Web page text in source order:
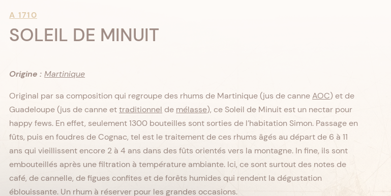
A 1710
SOLEIL DE MINUIT
Origine : Martinique
Original par sa composition qui regroupe des rhums de Martinique (jus de canneAOC) et de
Guadeloupe (jus de canne ettraditionnel de mélasse), ce Soleil de Minuit est un nectar pour
happy fews. En effet, seulement 1300 bouteilles sont sorties de l’habitation Simon. Passage en
fûts, puis en foudres de Cognac, tel est le traitement de ces rhums âgés au départ de 6 à 11
ans qui vieillissent encore 2 à 4 ans dans des fûts orientés vers la montagne. In fine, ils sont
embouteillés après une filtration à température ambiante. Ici, ce sont surtout des notes de
café, de cannelle, de figues confites et de forêts humides qui rendent la dégustation
éblouissante. Un rhum à réserver pour les grandes occasions.